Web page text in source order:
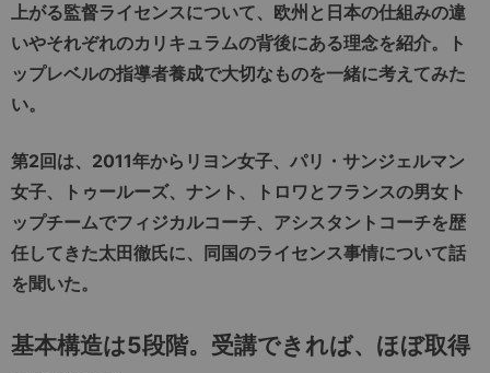
上がる監督ライセンスについて、欧州と日本の仕組みの違
いやそれぞれのカリキュラムの背後にある理念を紹介。ト
ップレベルの指導者養成で大切なものを一緒に考えてみた
い。
第2回は、2011年からリヨン女子、パリ・サンジェルマン
女子、トゥールーズ、ナント、トロワとフランスの男女ト
ップチームでフィジカルコーチ、アシスタントコーチを歴
任してきた太田徹氏に、同国のライセンス事情について話
を聞いた。
基本構造は5段階。受講できれば、ほぼ取得